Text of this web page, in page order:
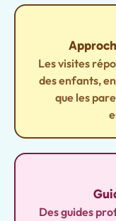
Les visites
des enfants,
que les
Des guides